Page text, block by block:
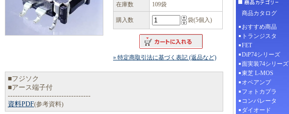
在庫数 109袋
購入数 袋(5個入)
» 特定商取引法に基づく表記 (返品など)
■フジソク
■アース端子付
----------------------------------
資料PDF(参考資料)
商品カタログ
おすすめ商品
トランジスタ
FET
DiP74シリーズ
面実装74シリーズ
東芝 L-MOS
オペアンプ
フォトカプラ
コンパレータ
ダイオード